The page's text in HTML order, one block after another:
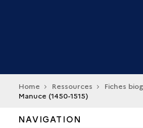
Home Ressources Fiches
Manuce (1450-1515)
NAVIGATION